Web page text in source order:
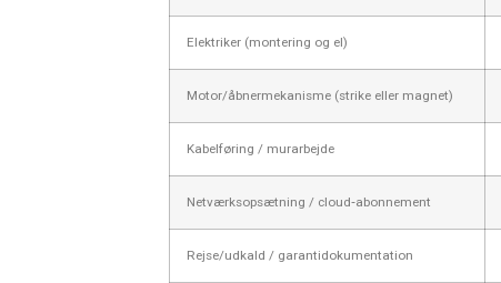
Elektriker (montering og el)
Motor/åbnermekanisme (strike eller magnet)
Kabelføring / murarbejde
Netværksopsætning / cloud‑abonnement
Rejse/udkald / garantidokumentation